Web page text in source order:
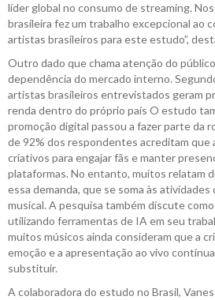
líder global no consumo de streaming.
brasileira fez um trabalho excepcional ao
artistas brasileiros para este estudo”,
Outro dado que chama atenção do
dependência do mercado interno.
artistas brasileiros entrevistados geram
renda dentro do próprio país O estudo
promoção digital passou a fazer parte da
de 92% dos respondentes acreditam que
criativos para engajar fãs e manter
plataformas. No entanto, muitos relatam
essa demanda, que se soma às atividades
musical. A pesquisa também discute
utilizando ferramentas de IA em seu
muitos músicos ainda consideram que a
emoção e a apresentação ao vivo
substituir.
A colaboradora do estudo no Brasil,